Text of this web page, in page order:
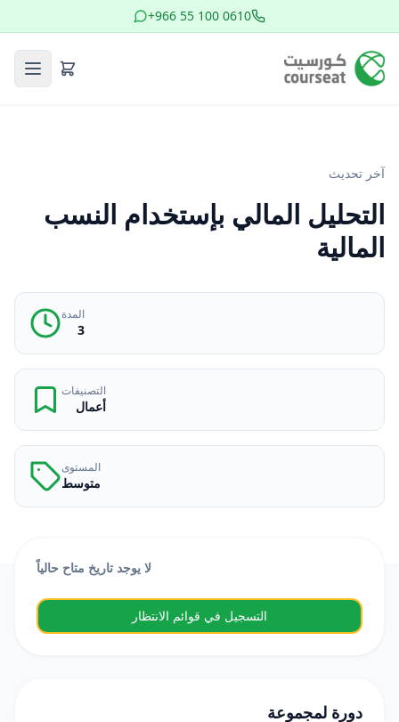
+966 55 100 0610
آخر تحديث
التحليل المالي بإستخدام النسب
المالية
المدة
3
التصنيفات
أعمال
المستوى
متوسط
لا يوجد تاريخ متاح حالياً
التسجيل في قوائم الانتظار
دورة لمجموعة